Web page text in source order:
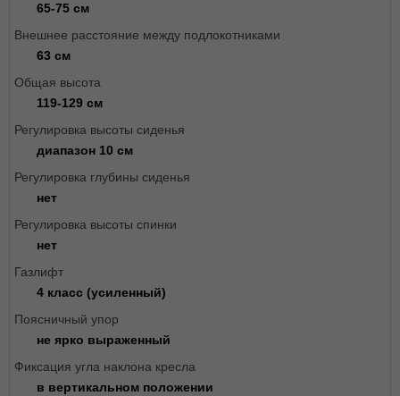
65-75 см
Внешнее расстояние между подлокотниками
63 см
Общая высота
119-129 см
Регулировка высоты сиденья
диапазон 10 см
Регулировка глубины сиденья
нет
Регулировка высоты спинки
нет
Газлифт
4 класс (усиленный)
Поясничный упор
не ярко выраженный
Фиксация угла наклона кресла
в вертикальном положении